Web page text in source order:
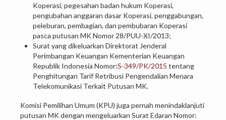
Koperasi, pegesahan badan hukum Koperasi,
pengubahan anggaran dasar Koperasi, penggabungan,
peleburan, pembagian, dan pembubaran Koperasi
pasca putusan MK Nomor 28/PUU-XI/2013;
Surat yang dikeluarkan Direktorat Jenderal
Perimbangan Keuangan Kementerian Keuangan
Republik Indonesia Nomor:S-349/PK/2015 tentang
Penghitungan Tarif Retribusi Pengendalian Menara
Telekomunikasi Terkait Putusan MK.
Komisi Pemilihan Umum (KPU) juga pernah menindaklanjuti
putusan MK dengan mengeluarkan Surat Edaran Nomor: